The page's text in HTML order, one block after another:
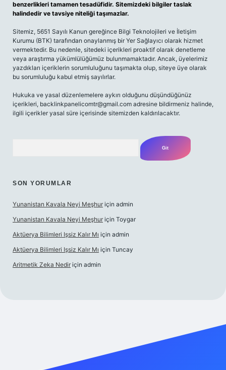
benzerlikleri tamamen tesadüfidir. Sitemizdeki bilgiler taslak
halindedir ve tavsiye niteliği taşımazlar.
Sitemiz, 5651 Sayılı Kanun gereğince Bilgi Teknolojileri ve İletişim
Kurumu (BTK) tarafından onaylanmış bir Yer Sağlayıcı olarak hizmet
vermektedir. Bu nedenle, sitedeki içerikleri proaktif olarak denetleme
veya araştırma yükümlülüğümüz bulunmamaktadır. Ancak, üyelerimiz
yazdıkları içeriklerin sorumluluğunu taşımakta olup, siteye üye olarak
bu sorumluluğu kabul etmiş sayılırlar.
Hukuka ve yasal düzenlemelere aykırı olduğunu düşündüğünüz
içerikleri, backlinkpanelicomtr@gmail.com adresine bildirmeniz halinde,
ilgili içerikler yasal süre içerisinde sitemizden kaldırılacaktır.
SON YORUMLAR
Yunanistan Kavala Neyi Meşhur için admin
Yunanistan Kavala Neyi Meşhur için Toygar
Aktüerya Bilimleri Işsiz Kalır Mı için admin
Aktüerya Bilimleri Işsiz Kalır Mı için Tuncay
Aritmetik Zeka Nedir için admin